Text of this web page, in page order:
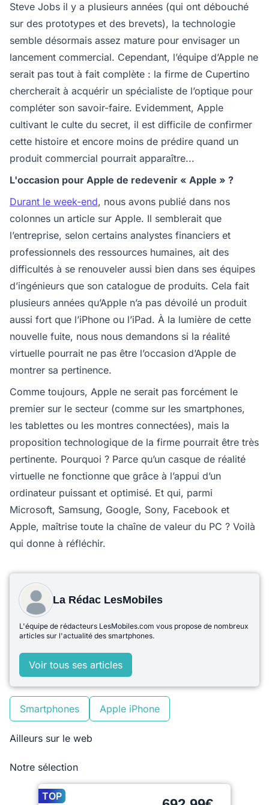
Steve Jobs il y a plusieurs années (qui ont débouché
sur des prototypes et des brevets), la technologie
semble désormais assez mature pour envisager un
lancement commercial. Cependant, l’équipe d’Apple ne
serait pas tout à fait complète : la firme de Cupertino
chercherait à acquérir un spécialiste de l’optique pour
compléter son savoir-faire. Evidemment, Apple
cultivant le culte du secret, il est difficile de confirmer
cette histoire et encore moins de prédire quand un
produit commercial pourrait apparaître...
L'occasion pour Apple de redevenir « Apple » ?
Durant le week-end, nous avons publié dans nos
colonnes un article sur Apple. Il semblerait que
l’entreprise, selon certains analystes financiers et
professionnels des ressources humaines, ait des
difficultés à se renouveler aussi bien dans ses équipes
d’ingénieurs que son catalogue de produits. Cela fait
plusieurs années qu’Apple n’a pas dévoilé un produit
aussi fort que l’iPhone ou l’iPad. À la lumière de cette
nouvelle fuite, nous nous demandons si la réalité
virtuelle pourrait ne pas être l’occasion d’Apple de
montrer sa pertinence.
Comme toujours, Apple ne serait pas forcément le
premier sur le secteur (comme sur les smartphones,
les tablettes ou les montres connectées), mais la
proposition technologique de la firme pourrait être très
pertinente. Pourquoi ? Parce qu’un casque de réalité
virtuelle ne fonctionne que grâce à l’appui d’un
ordinateur puissant et optimisé. Et qui, parmi
Microsoft, Samsung, Google, Sony, Facebook et
Apple, maîtrise toute la chaîne de valeur du PC ? Voilà
qui donne à réfléchir.
La Rédac LesMobiles
L'équipe de rédacteurs LesMobiles.com vous propose de nombreux
articles sur l'actualité des smartphones.
Voir tous ses articles
Smartphones Apple iPhone
Ailleurs sur le web
Notre sélection
TOP